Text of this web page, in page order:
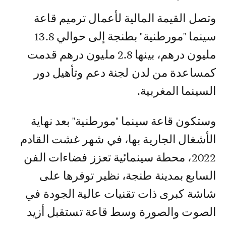
وتصل القيمة المالية لأعمال ترميم قاعة
سينما "مورطنية" بطنجة إلى حوالي 13.8
مليون درهم، بينها 2.8 مليون درهم قدمت
كمساعدة من لدن لجنة دعم وتأهيل دور
السينما المغربية.
وستكون قاعة سينما "مورطنية" بعد نهاية
الأشغال الجارية بها، في شهر غشت القادم
2022، محطة سينمائية تعزز فضاءات الفن
السابع بمدينة طنجة، نظير توفرها على
شاشة كبرى ذات تقنيات عالية الجودة في
الصوت والصورة وسط قاعة تستقبل أزيد